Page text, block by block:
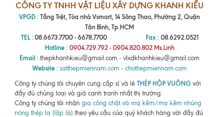
CÔNG TY TNHH VẬT LIỆU XÂY DỰNG KHANH KIỀU
VPGD :Tầng Trệt, Tòa nhà Vsmart, 14 Sông Thao, Phường 2, Quận
Tân Bình, Tp.HCM
TEL :08.6673.7700 - 6678.7700 Fax : 08.6292.0521
Hotline : 0904.729.792 - 0904.820.802 Ms.Linh
Email : thepkhanhkieu@gmail.com - vlxdkhanhkieu@gmail.com
Website : satthepmiennam.com - chothepmiennam.com
Công ty chúng tôi chuyên cung cấp sỉ và lẻ THÉP HỘP VUÔNG với
đầy đủ chủng loại và giá cạnh tranh nhất thị trường.
Công ty chúng tôi nhận gia công chặt và mạ kẽm/mạ kẽm nhúng
nóng thép la (lập là) theo yêu cầu của quý khách hàng với đầy đủ